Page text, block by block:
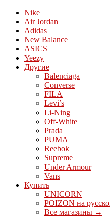
Nike
Air Jordan
Adidas
New Balance
ASICS
Yeezy
Другие
Balenciaga
Converse
FILA
Levi’s
Li-Ning
Off-White
Prada
PUMA
Reebok
Supreme
Under Armour
Vans
Купить
UNICORN
POIZON на
Все магазины →